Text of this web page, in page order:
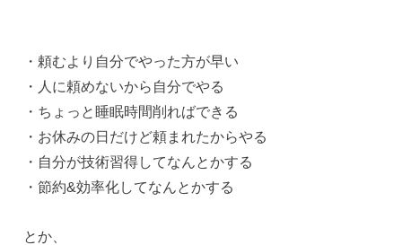
・頼むより自分でやった方が早い
・人に頼めないから自分でやる
・ちょっと睡眠時間削ればできる
・お休みの日だけど頼まれたからやる
・自分が技術習得してなんとかする
・節約&効率化してなんとかする
とか、